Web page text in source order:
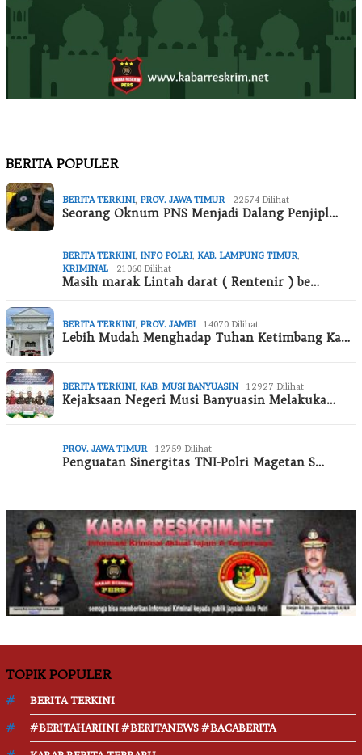
BERITA POPULER
BERITA TERKINI, PROV. JAWA TIMUR 22574 Dilihat
Seorang Oknum PNS Menjadi Dalang Penjipl…
BERITA TERKINI, INFO POLRI, KAB. LAMPUNG TIMUR
KRIMINAL
21060 Dilihat
Masih marak Lintah darat ( Rentenir ) be…
BERITA TERKINI, PROV. JAMBI 14070 Dilihat
Lebih Mudah Menghadap Tuhan Ketimbang Ka…
BERITA TERKINI, KAB. MUSI BANYUASIN 12927 Dilihat
Kejaksaan Negeri Musi Banyuasin Melakuka…
PROV. JAWA TIMUR 12759 Dilihat
Penguatan Sinergitas TNI-Polri Magetan S…
TOPIK POPULER
BERITA TERKINI
#BERITAHARIINI #BERITANEWS #BACABERITA